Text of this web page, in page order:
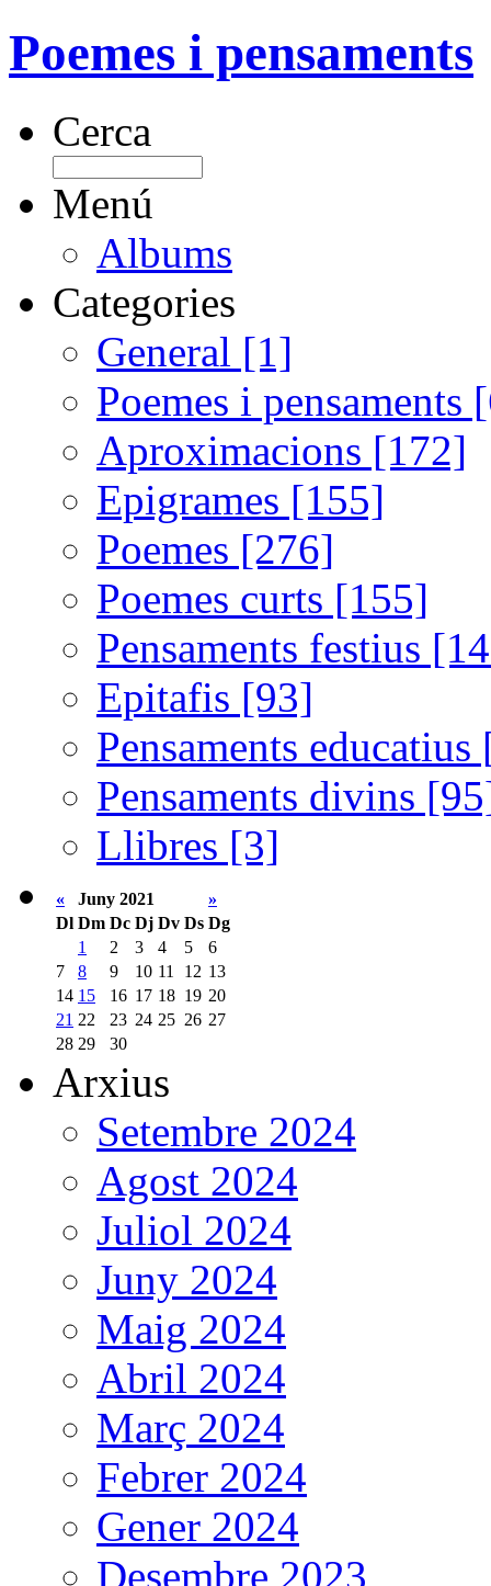
Poemes i pensaments
Cerca
Menú
Albums
Categories
General [1]
Poemes i pensaments
Aproximacions [172]
Epigrames [155]
Poemes [276]
Poemes curts [155]
Pensaments festius
Epitafis [93]
Pensaments
Pensaments divins
Llibres [3]
« Juny 2021
»
Dl Dm Dc Dj Dv Ds Dg
1
2 3 4 5
6
7
8 9 10 11 12 13
14 15 16 17 18 19 20
21 22 23 24 25 26 27
28 29 30
Arxius
Setembre 2024
Agost 2024
Juliol 2024
Juny 2024
Maig 2024
Abril 2024
Març 2024
Febrer 2024
Gener 2024
Desembre 2023